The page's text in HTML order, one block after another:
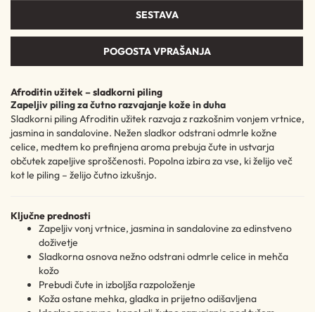
SESTAVA
POGOSTA VPRAŠANJA
Afroditin užitek – sladkorni piling
Zapeljiv piling za čutno razvajanje kože in duha
Sladkorni piling Afroditin užitek razvaja z razkošnim vonjem vrtnice,
jasmina in sandalovine. Nežen sladkor odstrani odmrle kožne
celice, medtem ko prefinjena aroma prebuja čute in ustvarja
občutek zapeljive sproščenosti. Popolna izbira za vse, ki želijo več
kot le piling – želijo čutno izkušnjo.
Ključne prednosti
Zapeljiv vonj vrtnice, jasmina in sandalovine za edinstveno
doživetje
Sladkorna osnova nežno odstrani odmrle celice in mehča
kožo
Prebudi čute in izboljša razpoloženje
Koža ostane mehka, gladka in prijetno odišavljena